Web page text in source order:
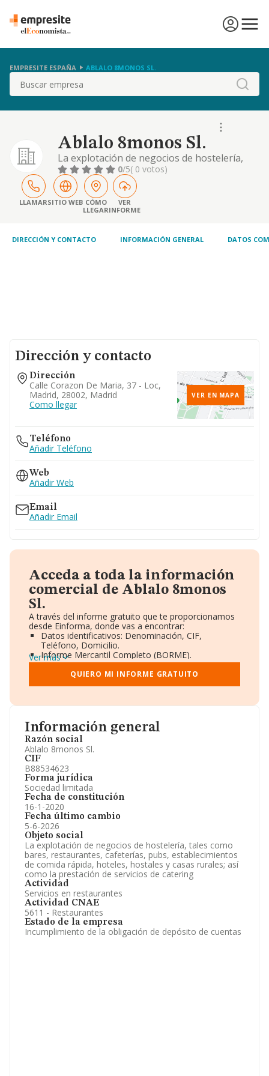
EMPRESITE ESPAÑA ABLALO 8MONOS SL.
Buscar
Ablalo 8monos Sl.
La explotación de negocios de hostelería,
tales como bares, restaurantes, cafeterías,
pubs, establecimientos de comida rápida,
hoteles, hostales y casas rurales; así como la
prestación de servicios de catering
0/5( 0 votos)
LLAMARSITIO WEB CÓMO
LLEGAR
VER
INFORME
DIRECCIÓN Y CONTACTO INFORMACIÓN GENERAL DATOS
Información general
Razón social
Ablalo 8monos Sl.
CIF
B88534623
Forma jurídica
Sociedad limitada
Fecha de constitución
16-1-2020
Fecha último cambio
5-6-2026
Objeto social
La explotación de negocios de hostelería, tales como
bares, restaurantes, cafeterías, pubs, establecimientos
de comida rápida, hoteles, hostales y casas rurales; así
como la prestación de servicios de catering
Actividad
Servicios en restaurantes
Actividad CNAE
5611 - Restaurantes
Estado de la empresa
Incumplimiento de la obligación de depósito de cuentas
Dirección y contacto
Dirección
Calle Corazon De Maria, 37 - Loc,
Madrid, 28002, Madrid
Como llegar
VER EN MAPA
Teléfono
Añadir Teléfono
Web
Añadir Web
Email
Añadir Email
Acceda a toda la información
comercial de Ablalo 8monos
Sl.
A través del informe gratuito que te proporcionamos
desde Einforma, donde vas a encontrar:
Datos identificativos: Denominación, CIF,
Teléfono, Domicilio.
Informe Mercantil Completo (BORME).
Gráficos de Evolución Ventas y Empleados.
Consejo de Administración y Administradores.
Directivos y Ejecutivos.
Información oficial y registral complementaria.
Ver más
QUIERO MI INFORME GRATUITO